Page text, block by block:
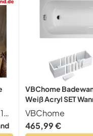
freistehende Badewanne Kira 166x85 cm + Ablaufgarnitur Click Clack
VBChome
Weiß Acryl SET
Wanne Rechteck
Styroporträger
Chrom 140x70 cm
VBChome
465,99 €